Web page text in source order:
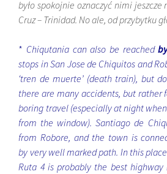
było spokojnie oznaczyć nimi jeszcze
Cruz – Trinidad. No ale, od przybytku
* Chiqutania can also be reached
stops in San Jose de Chiquitos and
‘tren de muerte’ (death train), but
there are many accidents, but rather
boring travel (especially at night
from the window). Santiago de
from Robore, and the town is
by very well marked path. In this
Ruta 4 is probably the best